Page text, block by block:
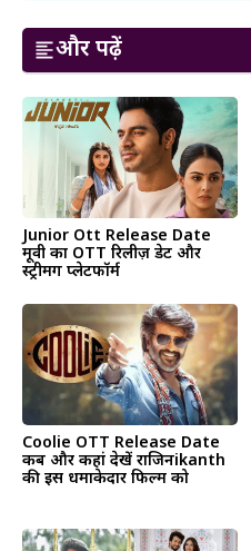
और पढ़ें
Junior Ott Release Date
मूवी का OTT रिलीज़ डेट और
स्ट्रीमिंग प्लेटफॉर्म
Coolie OTT Release Date
कब और कहां देखें राजिनikanth
की इस धमाकेदार फिल्म को